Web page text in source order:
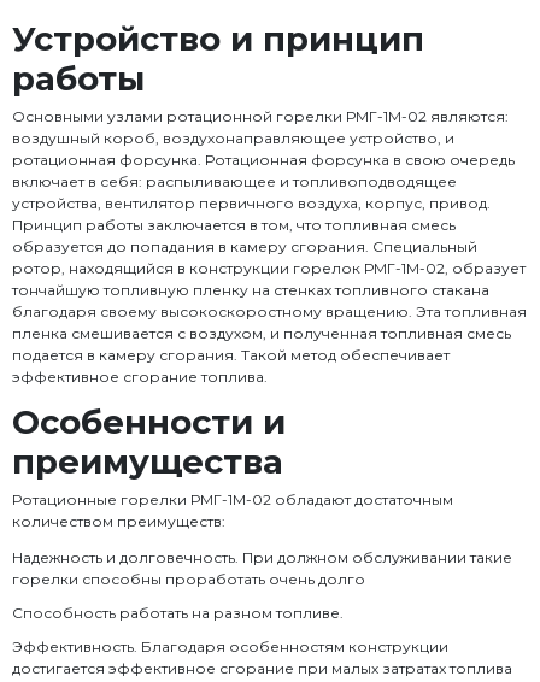
Устройство и принцип
работы
Основными узлами ротационной горелки РМГ-1М-02 являются:
воздушный короб, воздухонаправляющее устройство, и
ротационная форсунка. Ротационная форсунка в свою очередь
включает в себя: распыливающее и топливоподводящее
устройства, вентилятор первичного воздуха, корпус, привод.
Принцип работы заключается в том, что топливная смесь
образуется до попадания в камеру сгорания. Специальный
ротор, находящийся в конструкции горелок РМГ-1М-02, образует
тончайшую топливную пленку на стенках топливного стакана
благодаря своему высокоскоростному вращению. Эта топливная
пленка смешивается с воздухом, и полученная топливная смесь
подается в камеру сгорания. Такой метод обеспечивает
эффективное сгорание топлива.
Особенности и
преимущества
Ротационные горелки РМГ-1М-02 обладают достаточным
количеством преимуществ:
Надежность и долговечность. При должном обслуживании такие
горелки способны проработать очень долго
Способность работать на разном топливе.
Эффективность. Благодаря особенностям конструкции
достигается эффективное сгорание при малых затратах топлива